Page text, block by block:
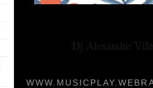
Dj Alexandre